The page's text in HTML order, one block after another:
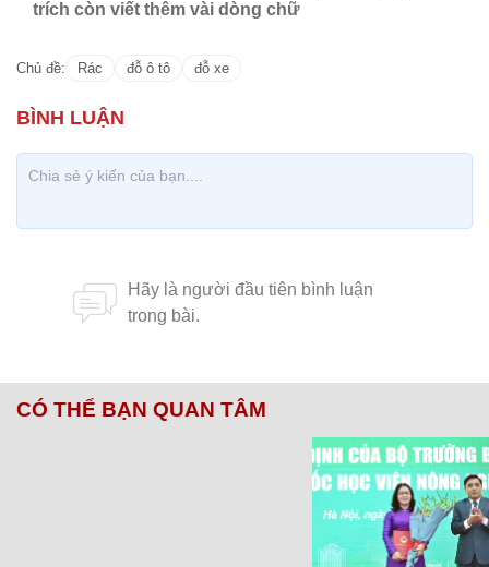
trích còn viết thêm vài dòng chữ
Chủ đề: Rác đỗ ô tô đỗ xe
CÓ THỂ BẠN QUAN TÂM